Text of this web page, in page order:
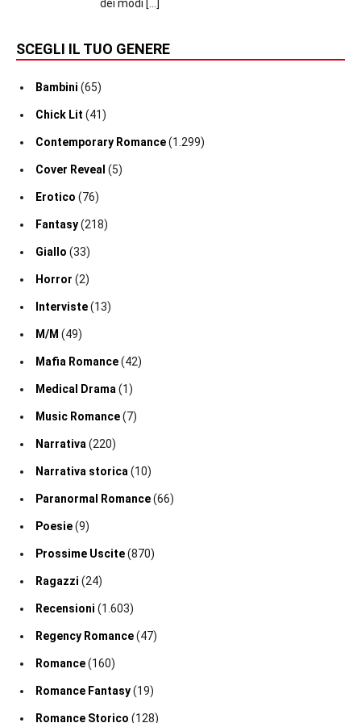
dei modi […]
SCEGLI IL TUO GENERE
Bambini (65)
Chick Lit (41)
Contemporary Romance(1.299)
Cover Reveal (5)
Erotico (76)
Fantasy(218)
Giallo (33)
Horror (2)
Interviste(13)
M/M (49)
Mafia Romance(42)
Medical Drama (1)
Music Romance(7)
Narrativa (220)
Narrativa storica (10)
Paranormal Romance(66)
Poesie(9)
Prossime Uscite(870)
Ragazzi (24)
Recensioni (1.603)
Regency Romance(47)
Romance(160)
Romance Fantasy(19)
Romance Storico (128)